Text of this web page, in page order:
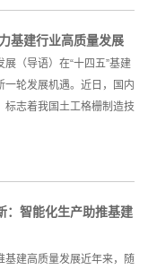
基建行业高质量发展
（导语）在“十四五”基建
轮发展机遇。近日，国内
志着我国土工格栅制造技
：智能化生产助推基建
基建高质量发展近年来，随